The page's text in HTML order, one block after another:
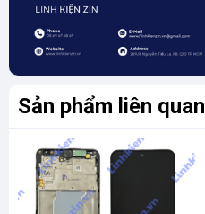
Sản phẩm liên quan